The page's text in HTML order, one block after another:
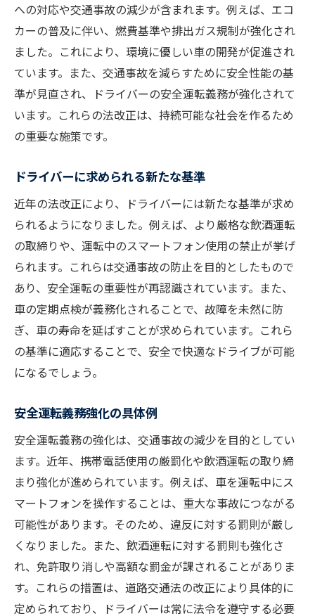
への対応や交通事故の減少が含まれます。例えば、エコ
カーの普及に伴い、燃費基準や排出ガス規制が強化され
ました。これにより、環境に優しい車の開発が促進され
ています。また、交通事故を減らすために安全性能の基
準が見直され、ドライバーの安全運転義務が強化されて
います。これらの法改正は、持続可能な社会を作るため
の重要な施策です。
ドライバーに求められる新たな基準
近年の法改正により、ドライバーには新たな基準が求め
られるようになりました。例えば、より厳格な飲酒運転
の取締りや、運転中のスマートフォン使用の禁止が挙げ
られます。これらは交通事故の防止を目的としたもので
あり、安全運転の重要性が再認識されています。また、
車の定期点検が義務化されることで、故障を未然に防
ぎ、車の寿命を延ばすことが求められています。これら
の基準に適応することで、安全で快適なドライブが可能
になるでしょう。
安全運転義務強化の具体例
安全運転義務の強化は、交通事故の減少を目的としてい
ます。近年、携帯電話使用の厳罰化や飲酒運転の取り締
まり強化が進められています。例えば、車を運転中にス
マートフォンを操作することは、重大な事故につながる
可能性があります。そのため、違反に対する罰則が厳し
くなりました。また、飲酒運転に対する罰則も強化さ
れ、免許取り消しや高額な罰金が課されることがありま
す。これらの措置は、道路交通法の改正により具体的に
定められており、ドライバーは常に法令を遵守する必要